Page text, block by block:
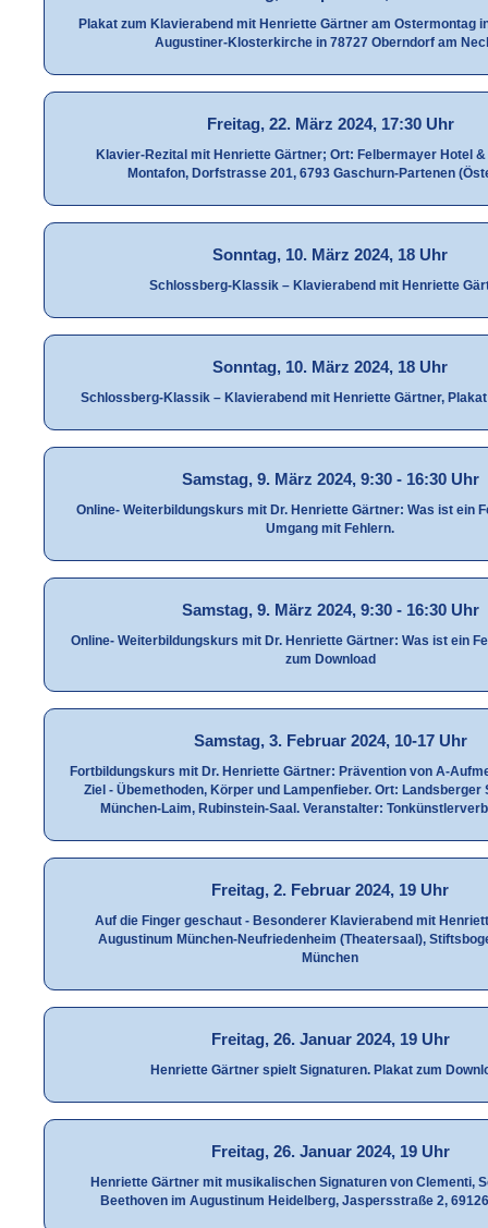
Plakat zum Klavierabend mit Henriette Gärtner am Ostermontag
Augustiner-Klosterkirche in 78727 Oberndorf am
Freitag, 22. März 2024, 17:30 Uhr
Klavier-Rezital mit Henriette Gärtner; Ort: Felbermayer Hotel &
Montafon, Dorfstrasse 201, 6793 Gaschurn-Partenen
Sonntag, 10. März 2024, 18 Uhr
Schlossberg-Klassik – Klavierabend mit Henriette
Sonntag, 10. März 2024, 18 Uhr
Schlossberg-Klassik – Klavierabend mit Henriette Gärtner,
Samstag, 9. März 2024, 9:30 - 16:30 Uhr
Online- Weiterbildungskurs mit Dr. Henriette Gärtner: Was ist ein
Umgang mit Fehlern.
Samstag, 9. März 2024, 9:30 - 16:30 Uhr
Online- Weiterbildungskurs mit Dr. Henriette Gärtner: Was ist ein
zum Download
Samstag, 3. Februar 2024, 10-17 Uhr
Fortbildungskurs mit Dr. Henriette Gärtner: Prävention von A-
Ziel - Übemethoden, Körper und Lampenfieber. Ort: Landsberger
München-Laim, Rubinstein-Saal. Veranstalter:
Freitag, 2. Februar 2024, 19 Uhr
Auf die Finger geschaut - Besonderer Klavierabend mit
Augustinum München-Neufriedenheim (Theatersaal),
München
Freitag, 26. Januar 2024, 19 Uhr
Henriette Gärtner spielt Signaturen. Plakat zum
Freitag, 26. Januar 2024, 19 Uhr
Henriette Gärtner mit musikalischen Signaturen von Clementi,
Beethoven im Augustinum Heidelberg, Jaspersstraße 2,